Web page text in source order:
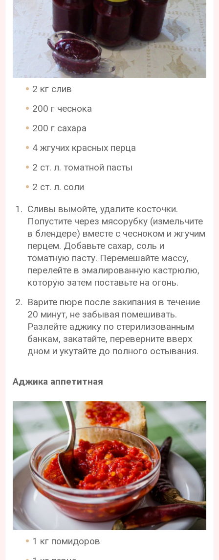
2 кг слив
200 г чеснока
200 г сахара
4 жгучих красных перца
2 ст. л. томатной пасты
2 ст. л. соли
Сливы вымойте, удалите косточки.
Попустите через мясорубку (измельчите
в блендере) вместе с чесноком и жгучим
перцем. Добавьте сахар, соль и
томатную пасту. Перемешайте массу,
перелейте в эмалированную кастрюлю,
которую затем поставьте на огонь.
Варите пюре после закипания в течение
20 минут, не забывая помешивать.
Разлейте аджику по стерилизованным
банкам, закатайте, переверните вверх
дном и укутайте до полного остывания.
Аджика аппетитная
1 кг помидоров